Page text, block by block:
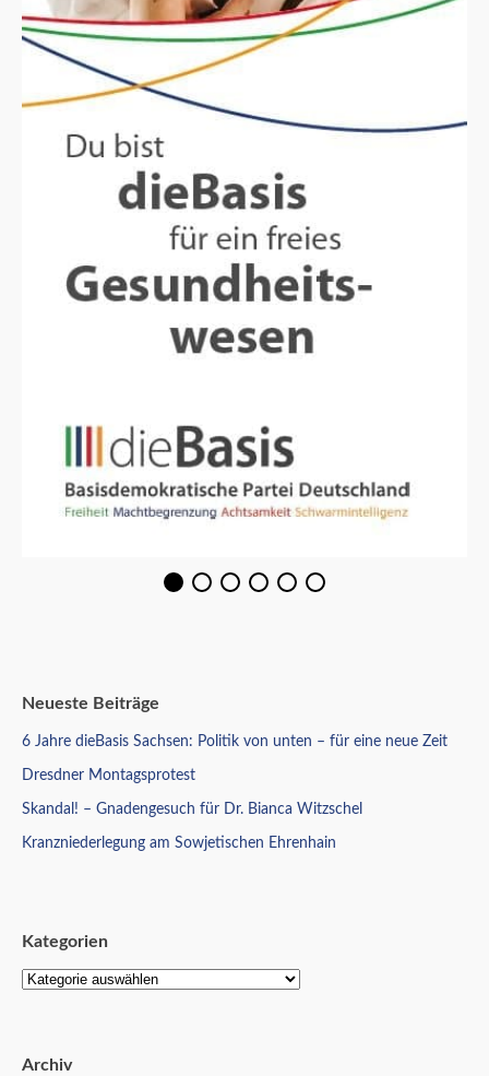
Neueste Beiträge
6 Jahre dieBasis Sachsen: Politik von unten – für eine neue Zeit
Dresdner Montagsprotest
Skandal! – Gnadengesuch für Dr. Bianca Witzschel
Kranzniederlegung am Sowjetischen Ehrenhain
Kategorien
Archiv